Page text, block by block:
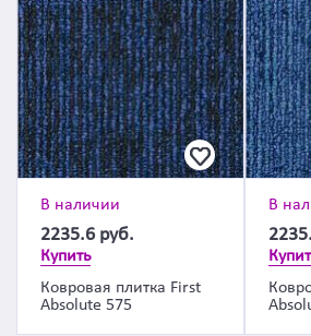
В наличии
2235.6 руб.
Купить
Ковровая плитка First
Absolute 575
В